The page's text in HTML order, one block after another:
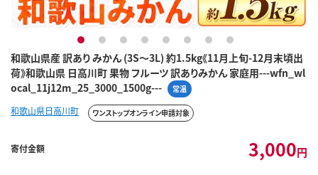
和歌山県産 訳あり みかん (3S～3L) 約1.5kg《11月上旬-12月末頃出
荷》和歌山県 日高川町 果物 フルーツ 訳ありみかん 家庭用---wfn_wl
ocal_11j12m_25_3000_1500g---
常温
1 2 3 4 5 6 7 8
和歌山県日高川町 ワンストップオンライン申請対象
寄付金額 3,000円